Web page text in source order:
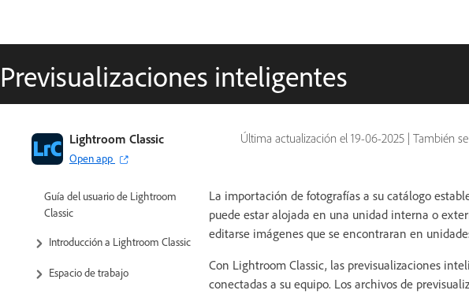
Previsualizaciones inteligentes
Última actualización el 19-06-2025 | También
Lightroom Classic
Open app
Guía del usuario de Lightroom
Classic
Introducción a Lightroom Classic
Espacio de trabajo
La importación de fotografías a su catálogo
puede estar alojada en una unidad interna o
editarse imágenes que se encontraran en
Con Lightroom Classic, las previsualizaciones
conectadas a su equipo. Los archivos de